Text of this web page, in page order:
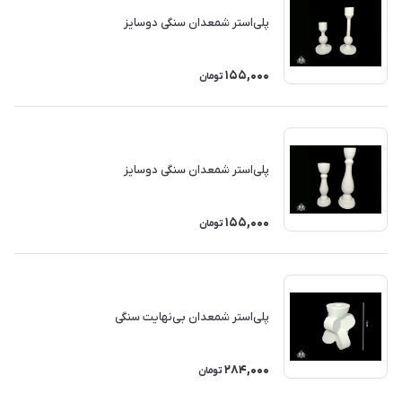
پلی‌استر شمعدان سنگی دوسایز
155,000 تومان
پلی‌استر شمعدان سنگی دوسایز
155,000 تومان
پلی‌استر شمعدان بی‌نهایت سنگی
284,000 تومان